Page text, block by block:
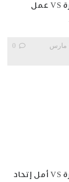
اتحاد تمارة VS عمل
السبت 28 مارس
0
اتحاد تمارة VS أمل إتحاد